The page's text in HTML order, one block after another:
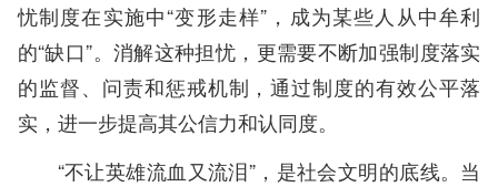
忧制度在实施中“变形走样”，成为某些人从中牟利
的“缺口”。消解这种担忧，更需要不断加强制度落实
的监督、问责和惩戒机制，通过制度的有效公平落
实，进一步提高其公信力和认同度。
“不让英雄流血又流泪”，是社会文明的底线。当